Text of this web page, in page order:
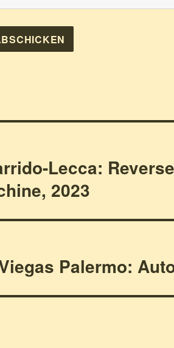
Lecca:
2023
Palermo: